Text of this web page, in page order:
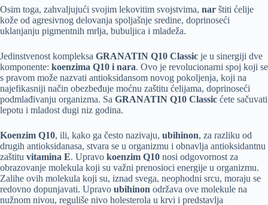
Osim toga, zahvaljujući svojim lekovitim svojstvima, nar štiti ćelije
kože od agresivnog delovanja spoljašnje sredine, doprinoseći
uklanjanju pigmentnih mrlja, bubuljica i mladeža.
Jedinstvenost kompleksa GRANATIN Q10 Classic je u sinergiji dve
komponente: koenzima Q10 i nara. Ovo je revolucionarni spoj koji se
s pravom može nazvati antioksidansom novog pokoljenja, koji na
najefikasniji način obezbeđuje moćnu zaštitu ćelijama, doprinoseći
podmlađivanju organizma. Sa GRANATIN Q10 Classic ćete sačuvati
lepotu i mladost dugi niz godina.
Koenzim Q10, ili, kako ga često nazivaju, ubihinon, za razliku od
drugih antioksidanasa, stvara se u organizmu i obnavlja antioksidantnu
zaštitu vitaminа E. Upravo koenzim Q10 nosi odgovornost za
obrazovanje molekula koji su važni prenosioci energije u organizmu.
Zalihe ovih molekula koji su, iznad svega, neophodni srcu, moraju se
redovno dopunjavati. Upravo ubihinon održava ove molekule na
nužnom nivou, reguliše nivo holesterola u krvi i predstavlja